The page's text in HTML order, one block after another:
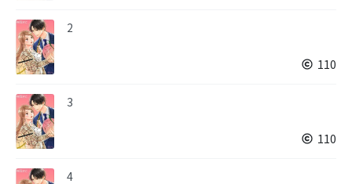
2
110
3
110
4